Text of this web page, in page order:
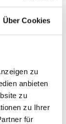
Über Cookies
zu
anbieten
zu
zu Ihrer
für